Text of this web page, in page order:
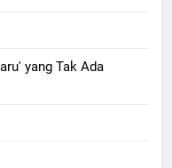
yang Tak Ada